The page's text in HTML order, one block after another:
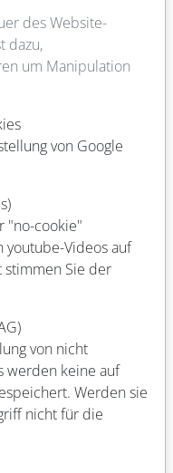
frankfurt.de
des Website-
dazu,
um Manipulation
von Google
"no-cookie"
youtube-Videos auf
stimmen Sie der
von nicht
werden keine auf
Werden sie
nicht für die